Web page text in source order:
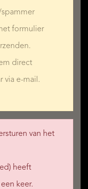
formulier
direct
via e-mail.
van het
heeft
keer.